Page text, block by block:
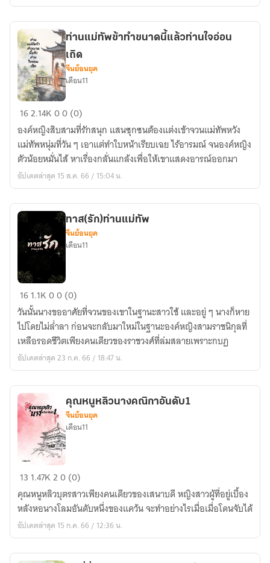
ท่าน
แม่ทัพ
ข้า
ทำ
ขนาด
นี้
ท่าน
ใจอ่อน
เถิด
ท่านแม่ทัพข้าทำขนาดนี้แล้วท่านใจอ่อน
เถิด
จีนย้อนยุค
เดือน11
162.14K00 (0)
องค์หญิงสิบสามที่รักสนุก แสนซุกซนต้องแต่งเข้าจวนแม่ทัพหวัง
แม่ทัพหนุ่มที่วัน ๆ เอาแต่ทำใบหน้าเรียบเฉย ไร้อารมณ์ จนองค์หญิง
ตัวน้อยหมั่นไส้ หาเรื่องกลั่นแกล้งเพื่อให้เขาแสดงอารณ์ออกมา
อัปเดตล่าสุด 15 ส.ค. 66 / 15:04 น.
ทาส(รัก)ท่าน
แม่ทัพ
ทาส(รัก)ท่านแม่ทัพ
จีนย้อนยุค
เดือน11
161.1K00 (0)
วันนั้นนางขออาศัยที่จวนของเขาในฐานะสาวใช้ และอยู่ ๆ นางก็หาย
ไปโดยไม่ล่ำลา ก่อนจะกลับมาใหม่ในฐานะองค์หญิงสามราชนิกุลที่
เหลือรอดชีวิตเพียงคนเดียวของราชวงศ์ที่ล่มสลายเพราะกบฏ
อัปเดตล่าสุด 23 ก.ค. 66 / 18:47 น.
คุณ
หลิว
นาง
คณิกา
คุณหนูหลิวนางคณิกาอันดับ1
จีนย้อนยุค
เดือน11
13 1.47K20 (0)
คุณหนูหลิวบุตรสาวเพียงคนเดียวของเสนาบดี หญิงสาวผู้ที่อยู่เบื้อง
หลังหอนางโลมอันดับหนึ่งของแคว้น จะทำอย่างไรเมื่อเมื่อโดนจับได้
อัปเดตล่าสุด 15 ก.ค. 66 / 12:36 น.